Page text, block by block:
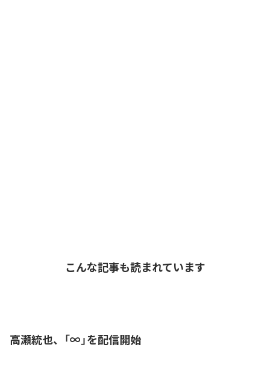
こんな記事も読まれています
高瀬統也、「∞」を配信開始